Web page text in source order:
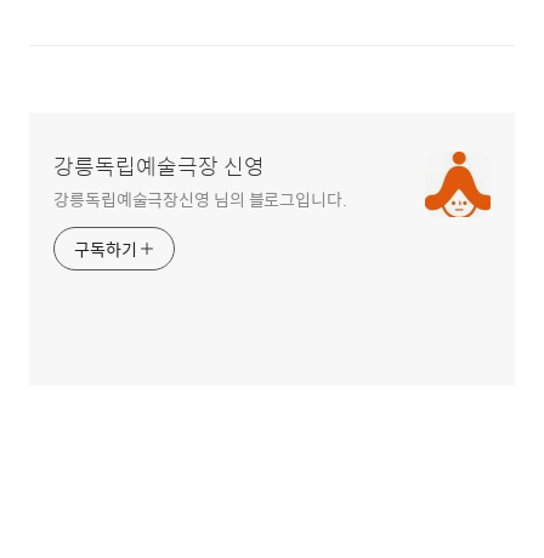
강릉독립예술극장 신영
강릉독립예술극장신영 님의 블로그입니다.
구독하기